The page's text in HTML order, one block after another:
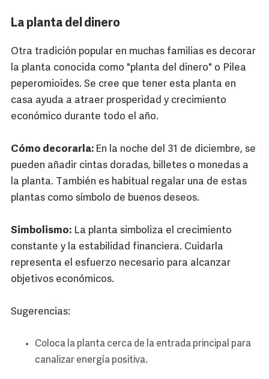
La planta del dinero
Otra tradición popular en muchas familias es decorar
la planta conocida como "planta del dinero" o Pilea
peperomioides. Se cree que tener esta planta en
casa ayuda a atraer prosperidad y crecimiento
económico durante todo el año.
Cómo decorarla: En la noche del 31 de diciembre, se
pueden añadir cintas doradas, billetes o monedas a
la planta. También es habitual regalar una de estas
plantas como símbolo de buenos deseos.
Simbolismo: La planta simboliza el crecimiento
constante y la estabilidad financiera. Cuidarla
representa el esfuerzo necesario para alcanzar
objetivos económicos.
Sugerencias:
Coloca la planta cerca de la entrada principal para
canalizar energía positiva.